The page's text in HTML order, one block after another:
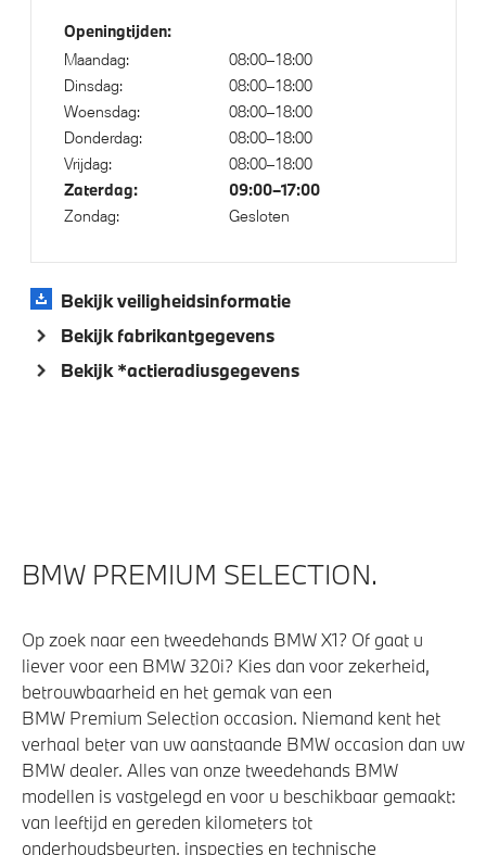
Elektrische voorzieningen
Elektrisch te openen en te sluiten bagageklep
High-beam assistant
Draadloos oplaadstation
Cruise control
Achteruitrijcamera
Bandenspanningsweergavesysteem
Laadkabel (Mode 3, 22kW)
Veiligheid
Akoestische waarschuwing voor voetgangers
Actieve Voetgangersbescherming
Park Distance Control (PDC) voor en achter
Openingtijden:
Maandag:
08:00–18:00
Dinsdag:
08:00–18:00
Woensdag:
08:00–18:00
Donderdag:
08:00–18:00
Vrijdag:
08:00–18:00
Zaterdag: 09:00–17:00
Zondag: Gesloten
Bekijk veiligheidsinformatie
Bekijk fabrikantgegevens
Bekijk *actieradiusgegevens
BMW PREMIUM SELECTION.
Op zoek naar een tweedehands BMW X1? Of gaat u
liever voor een BMW 320i? Kies dan voor zekerheid,
betrouwbaarheid en het gemak van een
BMW Premium Selection occasion. Niemand kent het
verhaal beter van uw aanstaande BMW occasion dan uw
BMW dealer. Alles van onze tweedehands BMW
modellen is vastgelegd en voor u beschikbaar gemaakt:
van leeftijd en gereden kilometers tot
onderhoudsbeurten, inspecties en technische